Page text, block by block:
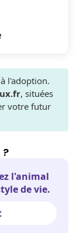
l'adoption.
, situées
votre futur
l'animal
de vie.